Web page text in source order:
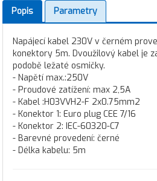
Popis Parametry
Napájecí kabel 230V v černém
konektory 5m. Dvoužilový kabel je
podobě ležaté osmičky.
- Napětí max.:250V
- Proudové zatížení: max 2,5A
- Kabel :H03VVH2-F 2x0.75mm2
- Konektor 1: Euro plug CEE 7/16
- Konektor 2: IEC-60320-C7
- Barevné provedení: černé
- Délka kabelu: 5m